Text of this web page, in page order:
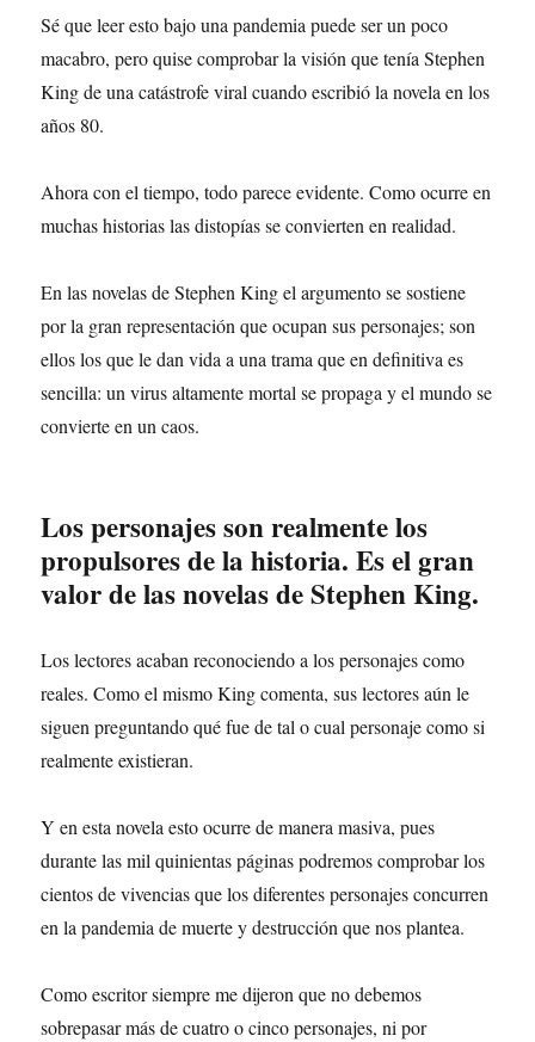
Sé que leer esto bajo una pandemia puede ser un poco
macabro, pero quise comprobar la visión que tenía Stephen
King de una catástrofe viral cuando escribió la novela en los
años 80.
Ahora con el tiempo, todo parece evidente. Como ocurre en
muchas historias las distopías se convierten en realidad.
En las novelas de Stephen King el argumento se sostiene
por la gran representación que ocupan sus personajes; son
ellos los que le dan vida a una trama que en definitiva es
sencilla: un virus altamente mortal se propaga y el mundo se
convierte en un caos.
Los personajes son realmente los
propulsores de la historia. Es el gran
valor de las novelas de Stephen King.
Los lectores acaban reconociendo a los personajes como
reales. Como el mismo King comenta, sus lectores aún le
siguen preguntando qué fue de tal o cual personaje como si
realmente existieran.
Y en esta novela esto ocurre de manera masiva, pues
durante las mil quinientas páginas podremos comprobar los
cientos de vivencias que los diferentes personajes concurren
en la pandemia de muerte y destrucción que nos plantea.
Como escritor siempre me dijeron que no debemos
sobrepasar más de cuatro o cinco personajes, ni por